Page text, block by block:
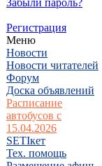
Забыли пароль?
Регистрация
Меню
Новости
Новости читателей
Форум
Доска объявлений
Расписание
автобусов с
15.04.2026
SETIкет
Тех. помощь